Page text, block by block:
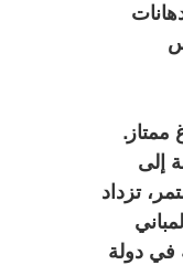
ممتاز.
إلى
تزداد
في دولة